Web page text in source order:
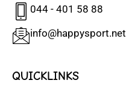
044 - 401 58 88
info@happysport.net
QUICKLINKS